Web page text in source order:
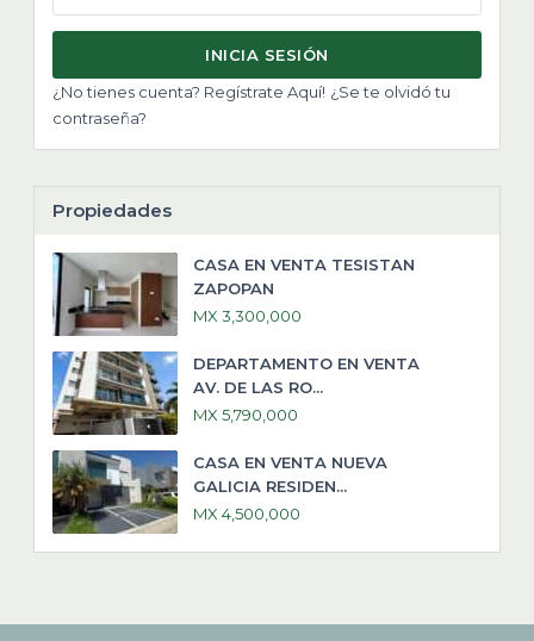
INICIA SESIÓN
¿No tienes cuenta? Regístrate Aquí! ¿Se te olvidó tu
contraseña?
Propiedades
CASA EN VENTA TESISTAN
ZAPOPAN
MX 3,300,000
DEPARTAMENTO EN VENTA
AV. DE LAS RO...
MX 5,790,000
CASA EN VENTA NUEVA
GALICIA RESIDEN...
MX 4,500,000